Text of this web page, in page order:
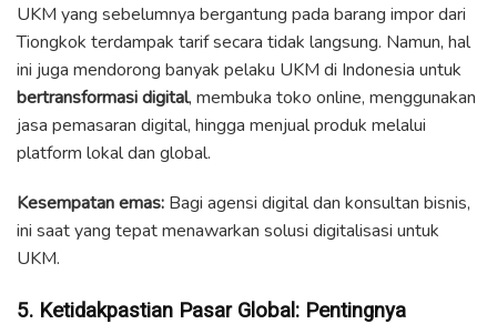
UKM yang sebelumnya bergantung pada barang impor dari
Tiongkok terdampak tarif secara tidak langsung. Namun, hal
ini juga mendorong banyak pelaku UKM di Indonesia untuk
bertransformasi digital, membuka toko online, menggunakan
jasa pemasaran digital, hingga menjual produk melalui
platform lokal dan global.
Kesempatan emas: Bagi agensi digital dan konsultan bisnis,
ini saat yang tepat menawarkan solusi digitalisasi untuk
UKM.
5. Ketidakpastian Pasar Global: Pentingnya